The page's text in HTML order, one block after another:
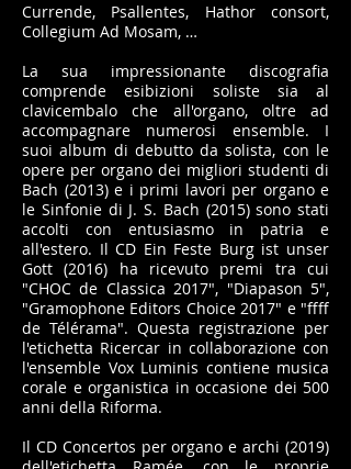
Currende, Psallentes, Hathor consort,
Collegium Ad Mosam, …
La sua impressionante discografia
comprende esibizioni soliste sia al
clavicembalo che all'organo, oltre ad
accompagnare numerosi ensemble. I
suoi album di debutto da solista, con le
opere per organo dei migliori studenti di
Bach (2013) e i primi lavori per organo e
le Sinfonie di J. S. Bach (2015) sono stati
accolti con entusiasmo in patria e
all'estero. Il CD Ein Feste Burg ist unser
Gott (2016) ha ricevuto premi tra cui
"CHOC de Classica 2017", "Diapason 5",
"Gramophone Editors Choice 2017" e "ffff
de Télérama". Questa registrazione per
l'etichetta Ricercar in collaborazione con
l'ensemble Vox Luminis contiene musica
corale e organistica in occasione dei 500
anni della Riforma.
Il CD Concertos per organo e archi (2019)